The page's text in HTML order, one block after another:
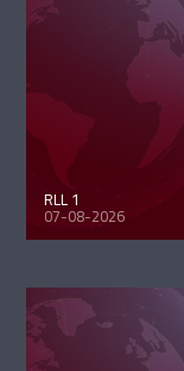
RLL 1
07-08-2026